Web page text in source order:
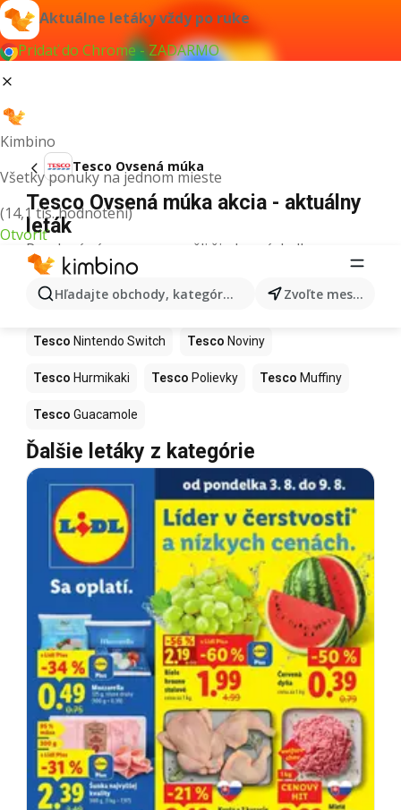
Aktuálne letáky vždy po ruke
Pridať do Chrome - ZADARMO
Kimbino
Všetky ponuky na jednom mieste
(14,1 tis. hodnotení)
Otvoriť
Hľadajte obchody, kategórie, produkty... Zvoľte mesto
Tesco Ovsená múka
Tesco Ovsená múka akcia - aktuálny
leták
Pre daný výraz sme nenašli žiadne výsledky.
Ďalšie produkty v obchodoch Tesco
Tesco Kapor Tesco Ashwagandha
Tesco Nintendo Switch Tesco Noviny
Tesco Hurmikaki Tesco Polievky Tesco Muffiny
Tesco Guacamole
Ďalšie letáky z kategórie